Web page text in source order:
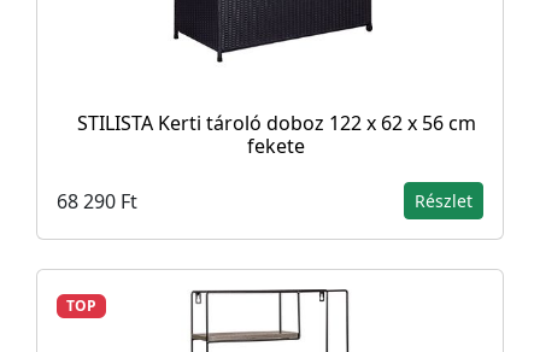
STILISTA Kerti tároló doboz 122 x 62 x 56 cm
fekete
68 290 Ft Részlet
TOP